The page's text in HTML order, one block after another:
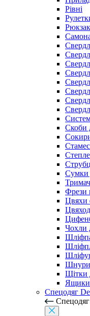
Рівні
Скоби
Сумки
Фрези
Цвяхи
Чохли
Шнури
Щітки
Ящики
Спецодяг